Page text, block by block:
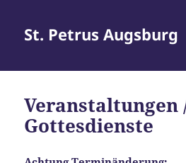
St. Petrus Augsburg
Veranstaltungen
Gottesdienste